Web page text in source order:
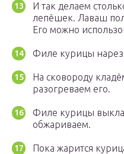
И так делаем
лепёшек. Лаваш
Его можно
Филе курицы
На сковороду
разогреваем его.
Филе курицы
обжариваем.
Пока жарится